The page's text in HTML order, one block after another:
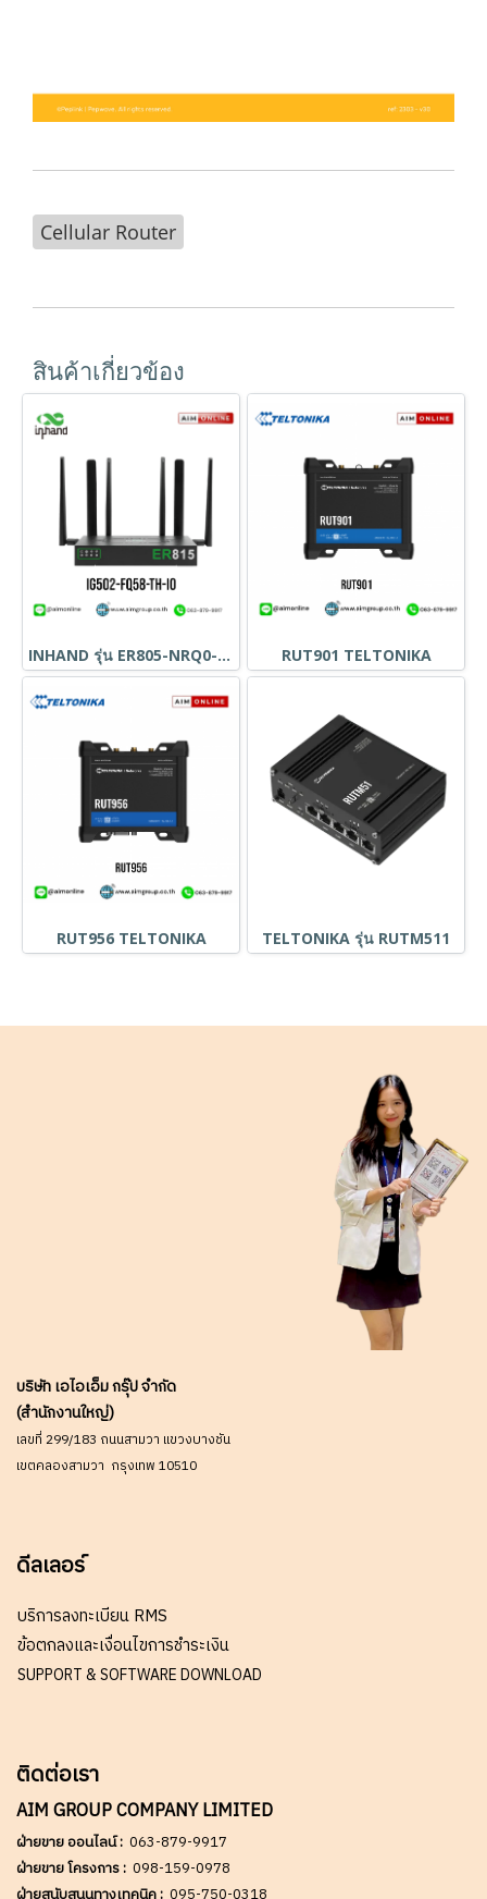
Cellular Router
สินค้าเกี่ยวข้อง
INHAND รุ่น ER805-NRQ0-WLAN-TH RUT901 TELTONIKA
RUT956 TELTONIKA TELTONIKA รุ่น RUTM511
บริษัท เอไอเอ็ม กรุ๊ป จำกัด
(สำนักงานใหญ่)
เลขที่ 299/183 ถนนสามวา แขวงบางชัน
เขตคลองสามวา กรุงเทพ 10510
ดีลเลอร์
บริการลงทะเบียน RMS
ข้อตกลงและเงื่อนไขการชำระเงิน
SUPPORT & SOFTWARE DOWNLOAD
ติดต่อเรา
AIM GROUP COMPANY LIMITED
ฝ่ายขาย ออนไลน์ : 063-879-9917
ฝ่ายขาย โครงการ : 098-159-0978